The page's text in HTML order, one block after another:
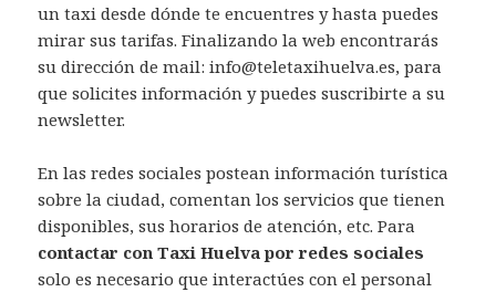
un taxi desde dónde te encuentres y hasta puedes
mirar sus tarifas. Finalizando la web encontrarás
su dirección de mail: info@teletaxihuelva.es, para
que solicites información y puedes suscribirte a su
newsletter.
En las redes sociales postean información turística
sobre la ciudad, comentan los servicios que tienen
disponibles, sus horarios de atención, etc. Para
contactar con Taxi Huelva por redes sociales
solo es necesario que interactúes con el personal